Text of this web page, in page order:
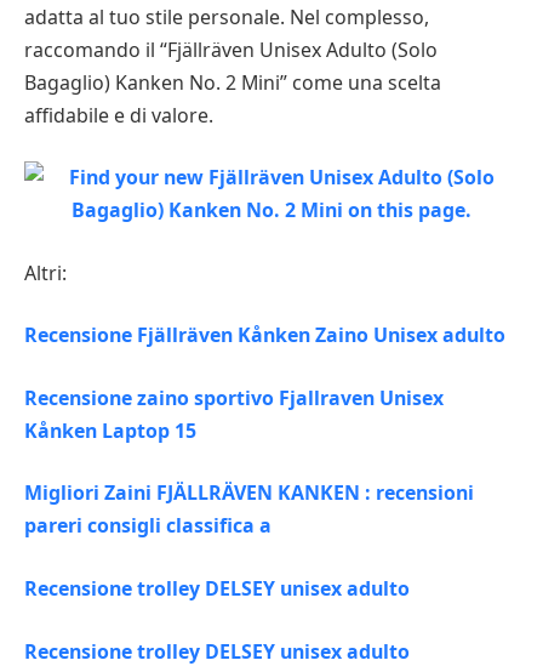
adatta al tuo stile personale. Nel complesso,
raccomando il “Fjällräven Unisex Adulto (Solo
Bagaglio) Kanken No. 2 Mini” come una scelta
affidabile e di valore.
Altri:
Recensione Fjällräven Kånken Zaino Unisex adulto
Recensione zaino sportivo Fjallraven Unisex
Kånken Laptop 15
Migliori Zaini FJÄLLRÄVEN KANKEN : recensioni
pareri consigli classifica a
Recensione trolley DELSEY unisex adulto
Recensione trolley DELSEY unisex adulto